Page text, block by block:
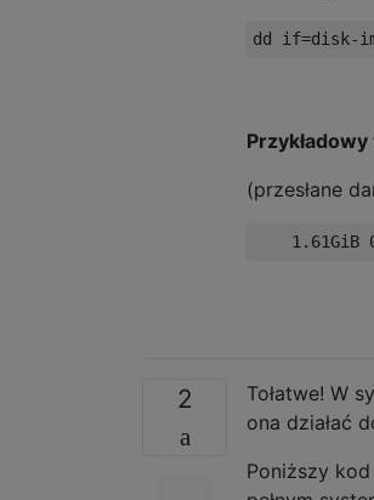
dd if=disk-
(przesłane
1.61GiB
2
Tołatwe! W
ona działać
Poniższy